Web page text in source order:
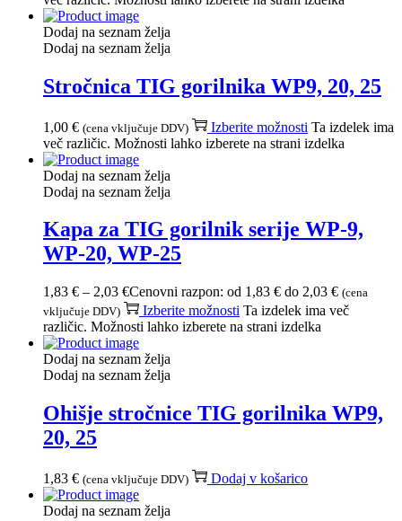
Dodaj na seznam želja
Dodaj na seznam želja
Stročnica TIG gorilnika WP9, 20, 25
1,00 € (cena vključuje DDV) Izberite možnosti Ta izdelek ima
več različic. Možnosti lahko izberete na strani izdelka
Dodaj na seznam želja
Dodaj na seznam želja
Kapa za TIG gorilnik serije WP-9,
WP-20, WP-25
1,83 € – 2,03 €Cenovni razpon: od 1,83 € do 2,03 € (cena
vključuje DDV)
Izberite možnosti Ta izdelek ima več
različic. Možnosti lahko izberete na strani izdelka
Dodaj na seznam želja
Dodaj na seznam želja
Ohišje stročnice TIG gorilnika WP9,
20, 25
1,83 € (cena vključuje DDV) Dodaj v košarico
Dodaj na seznam želja